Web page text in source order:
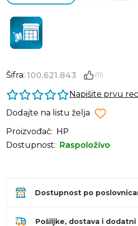
Šifra: 100.621.843 (11)
Napišite prvu
Dodajte na listu želja
Proizvođač:
HP
Dostupnost:
Raspoloživo
Dostupnost po
Pošiljke, dostava i